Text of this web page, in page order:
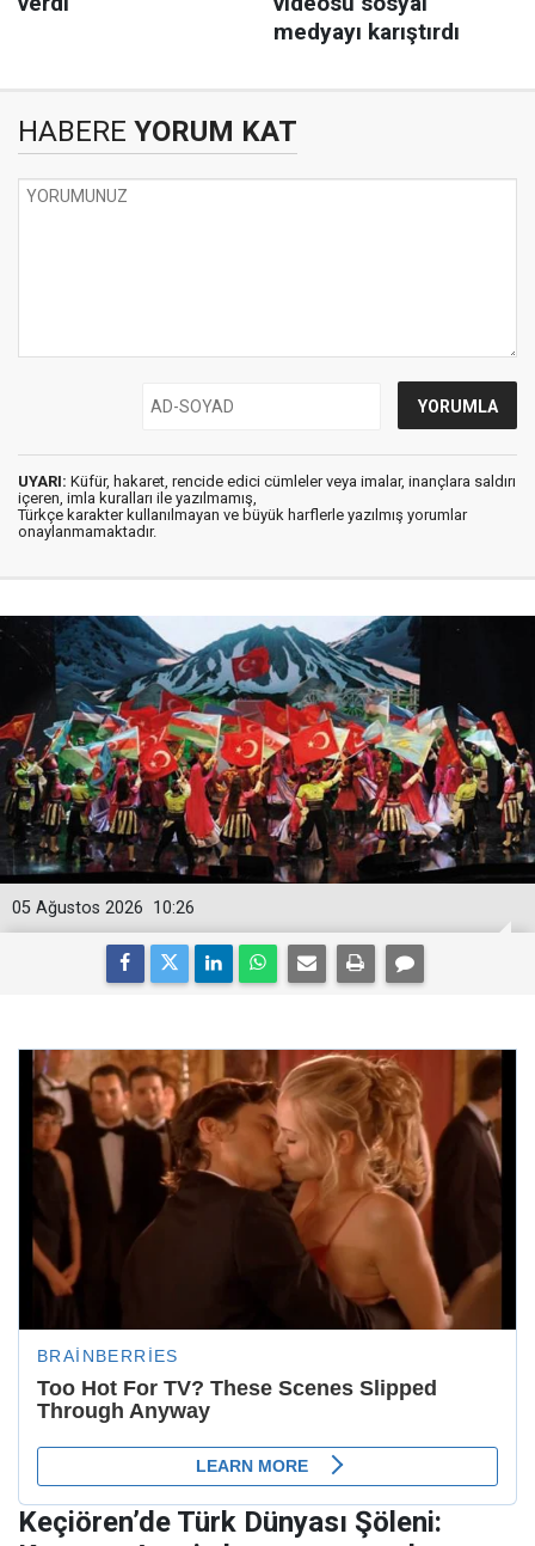
HABERE YORUM KAT
UYARI: Küfür, hakaret, rencide edici cümleler veya imalar, inançlara saldırı
içeren, imla kuralları ile yazılmamış,
Türkçe karakter kullanılmayan ve büyük harflerle yazılmış yorumlar
onaylanmamaktadır.
10:26
05 Ağustos 2026
Keçiören’de Türk Dünyası Şöleni: